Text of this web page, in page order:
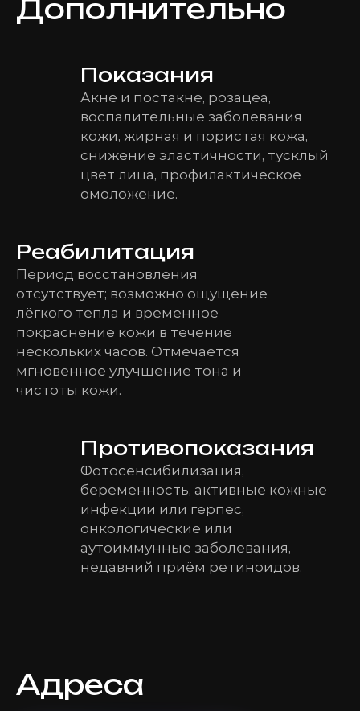
Дополнительно
Показания
Акне и постакне, розацеа,
воспалительные заболевания
кожи, жирная и пористая кожа,
снижение эластичности, тусклый
цвет лица, профилактическое
омоложение.
Реабилитация
Период восстановления
отсутствует; возможно ощущение
лёгкого тепла и временное
покраснение кожи в течение
нескольких часов. Отмечается
мгновенное улучшение тона и
чистоты кожи.
Противопоказания
Фотосенсибилизация,
беременность, активные кожные
инфекции или герпес,
онкологические или
аутоиммунные заболевания,
недавний приём ретиноидов.
Адреса